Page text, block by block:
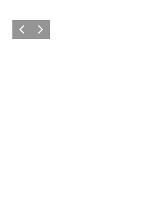
Forrige billede
Næste billede